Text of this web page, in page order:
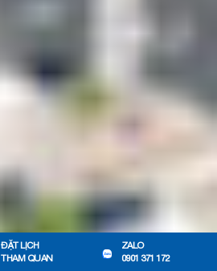
ĐẶT LỊCH
THAM QUAN
ZALO
0901 371 172